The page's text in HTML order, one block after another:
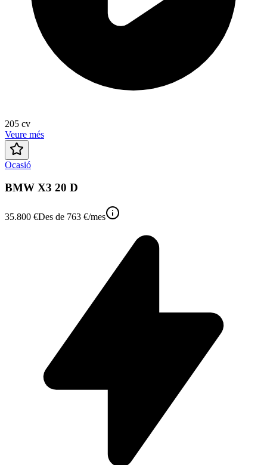
205 cv
Veure més
Ocasió
BMW X3 20 D
35.800 €Des de 763 €/mes